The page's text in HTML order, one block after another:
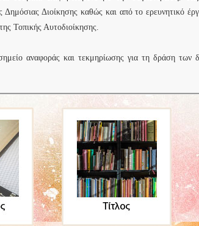
Δημόσιας Διοίκησης καθώς και από το ερευνητικό
Τοπικής Αυτοδιοίκησης.
αναφοράς και τεκμηρίωσης για τη δράση